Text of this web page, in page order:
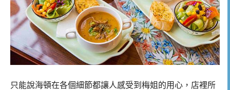
只能說海頓在各個細節都讓人感受到梅姐的用心，店裡所